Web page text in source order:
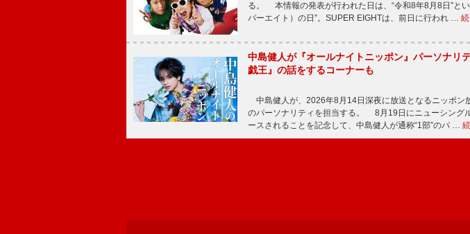
る。 本情報の発表が行われた日は、“令和8年8月8日”と
パーエイト）の日”。SUPER EIGHTは、前日に行われ …
中島健人が『オールナイトニッポン』パーソナリ
戯王』の話をするコーナーも
中島健人が、2026年8月14日深夜に放送となるニッポン
のパーソナリティを担当する。 8月19日にニューシング
ースされることを記念して、中島健人が通称“1部”のパ …